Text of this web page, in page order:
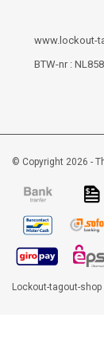
www.lockout-
BTW-nr :
© Copyright 2026 -
Lockout-tagout-shop